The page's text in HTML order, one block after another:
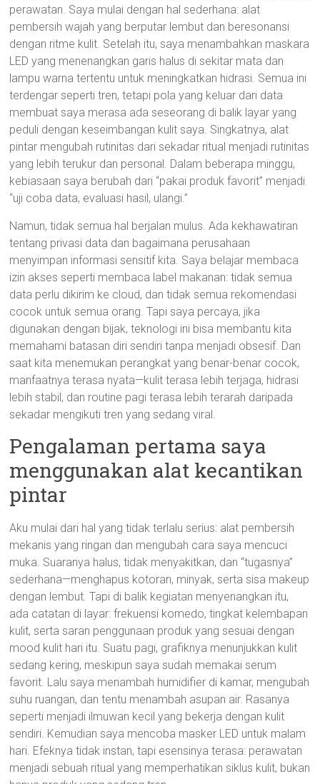
perawatan. Saya mulai dengan hal sederhana: alat
pembersih wajah yang berputar lembut dan beresonansi
dengan ritme kulit. Setelah itu, saya menambahkan maskara
LED yang menenangkan garis halus di sekitar mata dan
lampu warna tertentu untuk meningkatkan hidrasi. Semua ini
terdengar seperti tren, tetapi pola yang keluar dari data
membuat saya merasa ada seseorang di balik layar yang
peduli dengan keseimbangan kulit saya. Singkatnya, alat
pintar mengubah rutinitas dari sekadar ritual menjadi rutinitas
yang lebih terukur dan personal. Dalam beberapa minggu,
kebiasaan saya berubah dari “pakai produk favorit” menjadi
“uji coba data, evaluasi hasil, ulangi.”
Namun, tidak semua hal berjalan mulus. Ada kekhawatiran
tentang privasi data dan bagaimana perusahaan
menyimpan informasi sensitif kita. Saya belajar membaca
izin akses seperti membaca label makanan: tidak semua
data perlu dikirim ke cloud, dan tidak semua rekomendasi
cocok untuk semua orang. Tapi saya percaya, jika
digunakan dengan bijak, teknologi ini bisa membantu kita
memahami batasan diri sendiri tanpa menjadi obsesif. Dan
saat kita menemukan perangkat yang benar-benar cocok,
manfaatnya terasa nyata—kulit terasa lebih terjaga, hidrasi
lebih stabil, dan routine pagi terasa lebih terarah daripada
sekadar mengikuti tren yang sedang viral.
Pengalaman pertama saya
menggunakan alat kecantikan
pintar
Aku mulai dari hal yang tidak terlalu serius: alat pembersih
mekanis yang ringan dan mengubah cara saya mencuci
muka. Suaranya halus, tidak menyakitkan, dan “tugasnya”
sederhana—menghapus kotoran, minyak, serta sisa makeup
dengan lembut. Tapi di balik kegiatan menyenangkan itu,
ada catatan di layar: frekuensi komedo, tingkat kelembapan
kulit, serta saran penggunaan produk yang sesuai dengan
mood kulit hari itu. Suatu pagi, grafiknya menunjukkan kulit
sedang kering, meskipun saya sudah memakai serum
favorit. Lalu saya menambah humidifier di kamar, mengubah
suhu ruangan, dan tentu menambah asupan air. Rasanya
seperti menjadi ilmuwan kecil yang bekerja dengan kulit
sendiri. Kemudian saya mencoba masker LED untuk malam
hari. Efeknya tidak instan, tapi esensinya terasa: perawatan
menjadi sebuah ritual yang memperhatikan siklus kulit, bukan